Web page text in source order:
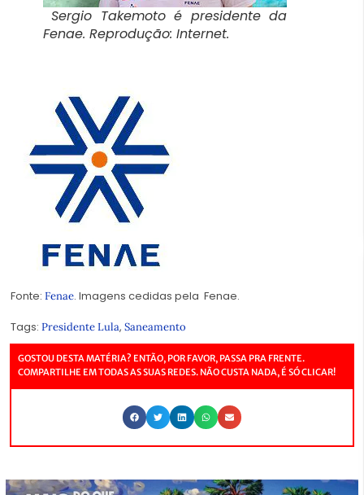
Sergio Takemoto é presidente da
Fenae. Reprodução: Internet.
Fonte: Fenae. Imagens cedidas pela Fenae.
Tags: Presidente Lula, Saneamento
GOSTOU DESTA MATÉRIA? ENTÃO, POR FAVOR, PASSA PRA FRENTE.
COMPARTILHE EM TODAS AS SUAS REDES. NÃO CUSTA NADA, É SÓ CLICAR!